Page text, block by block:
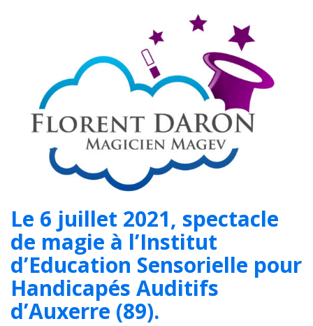
Le 6 juillet 2021, spectacle
de magie à l’Institut
d’Education Sensorielle pour
Handicapés Auditifs
d’Auxerre (89).